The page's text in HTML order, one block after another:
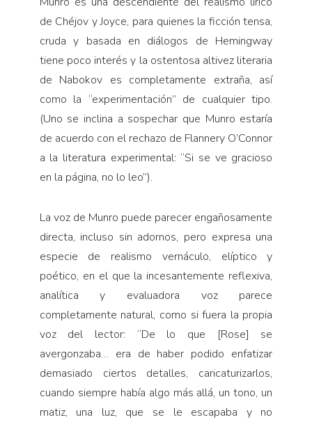
de Chéjov y Joyce, para quienes la ficción tensa,
cruda y basada en diálogos de Hemingway
tiene poco interés y la ostentosa altivez literaria
de Nabokov es completamente extraña, así
como la “experimentación” de cualquier tipo.
(Uno se inclina a sospechar que Munro estaría
de acuerdo con el rechazo de Flannery O’Connor
a la literatura experimental: “Si se ve gracioso
en la página, no lo leo”).
La voz de Munro puede parecer engañosamente
directa, incluso sin adornos, pero expresa una
especie de realismo vernáculo, elíptico y
poético, en el que la incesantemente reflexiva,
analítica y evaluadora voz parece
completamente natural, como si fuera la propia
voz del lector: “De lo que [Rose] se
avergonzaba… era de haber podido enfatizar
demasiado ciertos detalles, caricaturizarlos,
cuando siempre había algo más allá, un tono, un
matiz, una luz, que se le escapaba y no